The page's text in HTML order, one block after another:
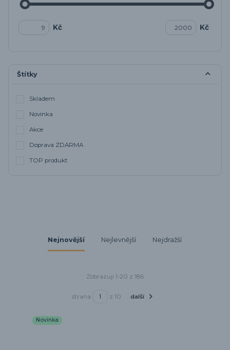
Kč Kč
Štítky
Skladem
Novinka
Akce
Doprava ZDARMA
TOP produkt
Nejnovější Nejlevnější Nejdražší
Zobrazuji 1-20 z 186
strana z 10 další
Novinka